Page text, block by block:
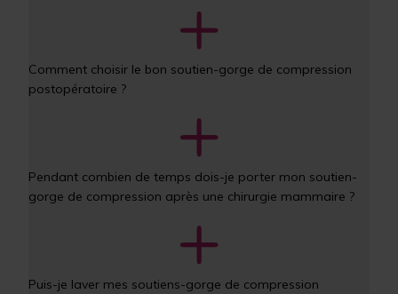
Comment choisir le bon soutien-gorge de compression
postopératoire ?
Pendant combien de temps dois-je porter mon soutien-
gorge de compression après une chirurgie mammaire ?
Puis-je laver mes soutiens-gorge de compression